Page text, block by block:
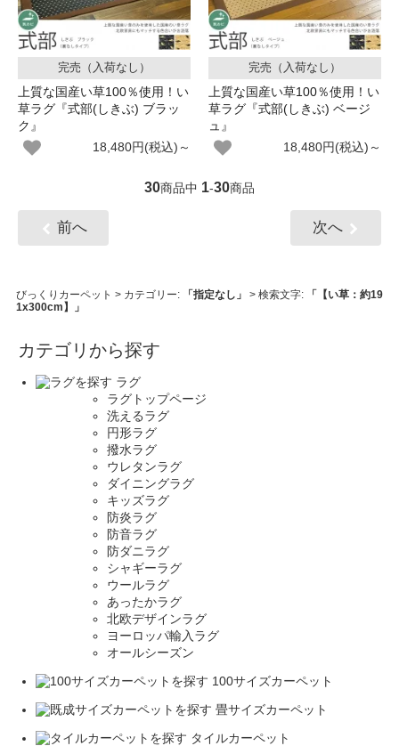
完売（入荷なし）
上質な国産い草100％使用！い
草ラグ『式部(しきぶ) ブラッ
ク』
18,480円(税込)～
完売（入荷なし）
上質な国産い草100％使用！い
草ラグ『式部(しきぶ) ベージ
ュ』
18,480円(税込)～
30商品中 1-30商品
前へ 次へ
びっくりカーペット > カテゴリー: 「指定なし」 > 検索文字:
「【い草：約19
1x300cm】」
カテゴリから探す
ラグ
ラグトップページ
洗えるラグ
円形ラグ
撥水ラグ
ウレタンラグ
ダイニングラグ
キッズラグ
防炎ラグ
防音ラグ
防ダニラグ
シャギーラグ
ウールラグ
あったかラグ
北欧デザインラグ
ヨーロッパ輸入ラグ
オールシーズン
100サイズカーペット
畳サイズカーペット
タイルカーペット